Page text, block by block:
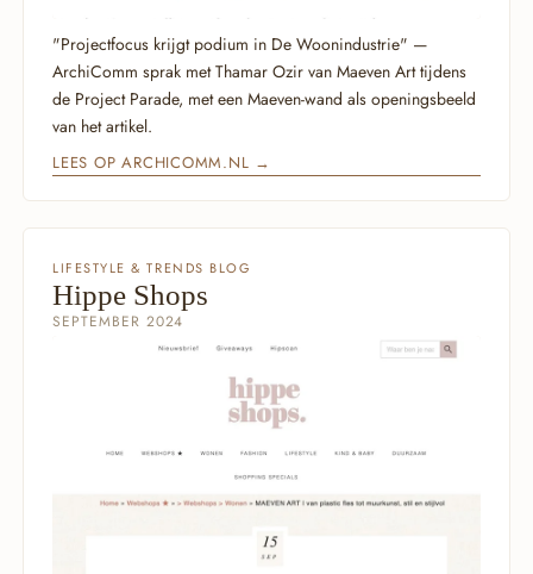
"Projectfocus krijgt podium in De Woonindustrie" —
ArchiComm sprak met Thamar Ozir van Maeven Art tijdens
de Project Parade, met een Maeven-wand als openingsbeeld
van het artikel.
LEES OP ARCHICOMM.NL →
LIFESTYLE & TRENDS BLOG
Hippe Shops
SEPTEMBER 2024